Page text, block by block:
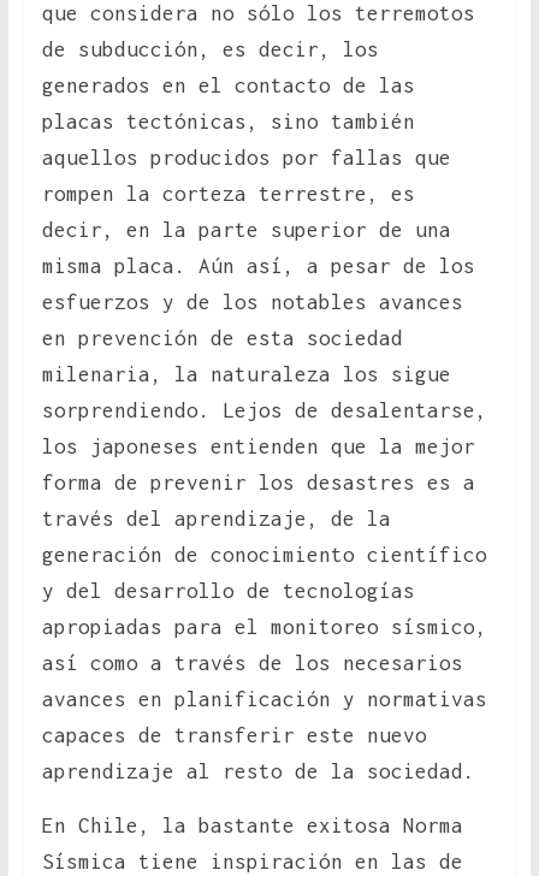
que considera no sólo los terremotos
de subducción, es decir, los
generados en el contacto de las
placas tectónicas, sino también
aquellos producidos por fallas que
rompen la corteza terrestre, es
decir, en la parte superior de una
misma placa. Aún así, a pesar de los
esfuerzos y de los notables avances
en prevención de esta sociedad
milenaria, la naturaleza los sigue
sorprendiendo. Lejos de desalentarse,
los japoneses entienden que la mejor
forma de prevenir los desastres es a
través del aprendizaje, de la
generación de conocimiento científico
y del desarrollo de tecnologías
apropiadas para el monitoreo sísmico,
así como a través de los necesarios
avances en planificación y normativas
capaces de transferir este nuevo
aprendizaje al resto de la sociedad.
En Chile, la bastante exitosa Norma
Sísmica tiene inspiración en las de